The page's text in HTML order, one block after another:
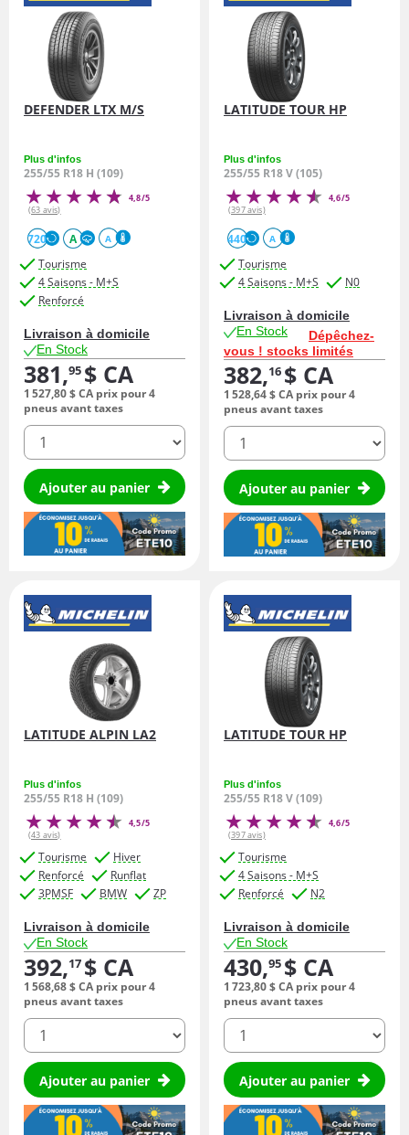
DEFENDER LTX M/S
Plus d'infos
255/55 R18 H (109)
4,8/5
(63 avis)
720 A A
Tourisme
4 Saisons - M+S
Renforcé
Livraison à domicile
En Stock
381,95 $ CA
1 527,80$ CA prix pour 4
pneus avant taxes
quantité
Ajouter au panier
LATITUDE TOUR HP
Plus d'infos
255/55 R18 V (105)
4,6/5
(397 avis)
440 A
Tourisme
4 Saisons - M+S
N0
Livraison à domicile
En Stock
Dépêchez-
vous ! stocks limités
382,16 $ CA
1 528,64$ CA prix pour 4
pneus avant taxes
quantité
Ajouter au panier
LATITUDE ALPIN LA2
Plus d'infos
255/55 R18 H (109)
4,5/5
(43 avis)
Tourisme
Hiver
Renforcé
Runflat
3PMSF
BMW ZP
Livraison à domicile
En Stock
392,17 $ CA
1 568,68$ CA prix pour 4
pneus avant taxes
quantité
Ajouter au panier
LATITUDE TOUR HP
Plus d'infos
255/55 R18 V (109)
4,6/5
(397 avis)
Tourisme
4 Saisons - M+S
Renforcé
N2
Livraison à domicile
En Stock
430,95 $ CA
1 723,80$ CA prix pour 4
pneus avant taxes
quantité
Ajouter au panier